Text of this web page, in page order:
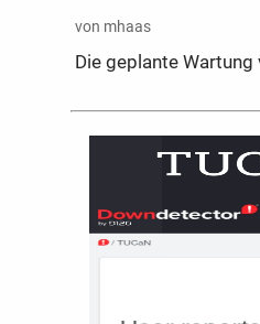
von mhaas
Die geplante